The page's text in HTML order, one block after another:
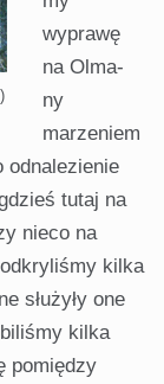
wyprawę
na Olma-
ny
marzeniem
od­nalezienie
tutaj na
nieco na
kil­ka
służyły one
kilka
pomiędzy